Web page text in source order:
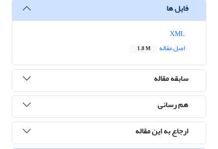
فایل ها
اصل مقاله
1.8 M
سابقه مقاله
هم رسانی
ارجاع به این مقاله